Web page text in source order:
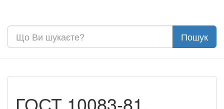
ГОСТ 10083-81.